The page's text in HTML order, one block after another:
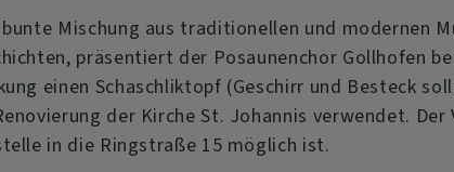
bunte Mischung aus traditionellen und modernen
präsentiert der Posaunenchor Gollhofen
einen Schaschliktopf (Geschirr und Besteck
der Kirche St. Johannis verwendet.
in die Ringstraße 15 möglich ist.